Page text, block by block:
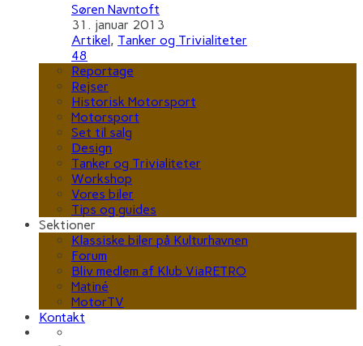
Søren Navntoft
31. januar 2013
Artikel, Tanker og Trivialiteter
48
Reportage
Rejser
Historisk Motorsport
Motorsport
Set til salg
Design
Tanker og Trivialiteter
Workshop
Vores biler
Tips og guides
Sektioner
Klassiske biler på Kulturhavnen
Forum
Bliv medlem af Klub ViaRETRO
Matiné
MotorTV
Kontakt